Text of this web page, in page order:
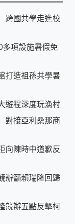
跨國共學走進校
項設施暑假免
打造祖孫共學暑
遊程深度玩漁村
對接亞利桑那商
向陳時中道歉反
辦籲賴瑞隆回歸
辦五點反擊柯